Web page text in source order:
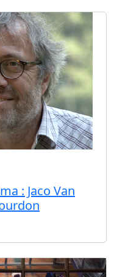
: Jaco Van